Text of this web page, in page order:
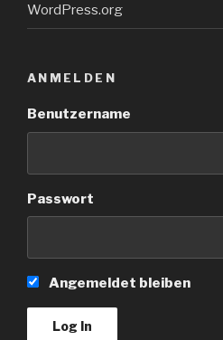
WordPress.org
ANMELDEN
Benutzername
Passwort
Angemeldet bleiben